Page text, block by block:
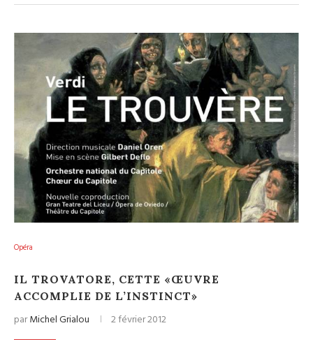
Opéra
IL TROVATORE, CETTE «ŒUVRE
ACCOMPLIE DE L’INSTINCT»
parMichel Grialou 2 février 2012